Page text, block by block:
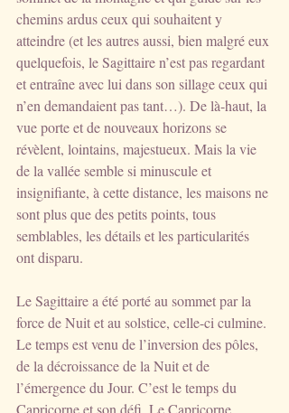
chemins ardus ceux qui souhaitent y
atteindre (et les autres aussi, bien malgré eux
quelquefois, le Sagittaire n’est pas regardant
et entraîne avec lui dans son sillage ceux qui
n’en demandaient pas tant…). De là-haut, la
vue porte et de nouveaux horizons se
révèlent, lointains, majestueux. Mais la vie
de la vallée semble si minuscule et
insignifiante, à cette distance, les maisons ne
sont plus que des petits points, tous
semblables, les détails et les particularités
ont disparu.
Le Sagittaire a été porté au sommet par la
force de Nuit et au solstice, celle-ci culmine.
Le temps est venu de l’inversion des pôles,
de la décroissance de la Nuit et de
l’émergence du Jour. C’est le temps du
Capricorne et son défi. Le Capricorne